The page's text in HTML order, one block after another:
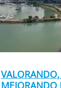
MEJORANDO